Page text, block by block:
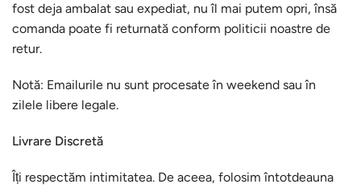
fost deja ambalat sau expediat, nu îl mai putem opri, însă
comanda poate fi returnată conform politicii noastre de
retur.
Notă: Emailurile nu sunt procesate în weekend sau în
zilele libere legale.
Livrare Discretă
Îți respectăm intimitatea. De aceea, folosim întotdeauna